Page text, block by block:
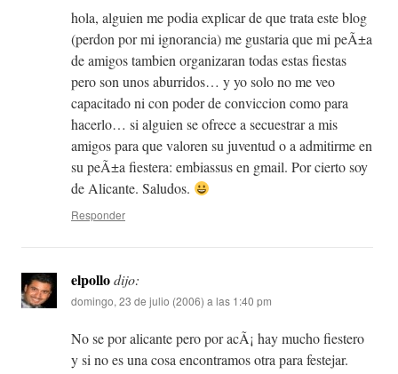
hola, alguien me podia explicar de que trata este blog
(perdon por mi ignorancia) me gustaria que mi peÃ±a
de amigos tambien organizaran todas estas fiestas
pero son unos aburridos… y yo solo no me veo
capacitado ni con poder de conviccion como para
hacerlo… si alguien se ofrece a secuestrar a mis
amigos para que valoren su juventud o a admitirme en
su peÃ±a fiestera: embiassus en gmail. Por cierto soy
de Alicante. Saludos.
Responder
elpollodijo:
domingo, 23 de julio (2006) a las 1:40 pm
No se por alicante pero por acÃ¡ hay mucho fiestero
y si no es una cosa encontramos otra para festejar.